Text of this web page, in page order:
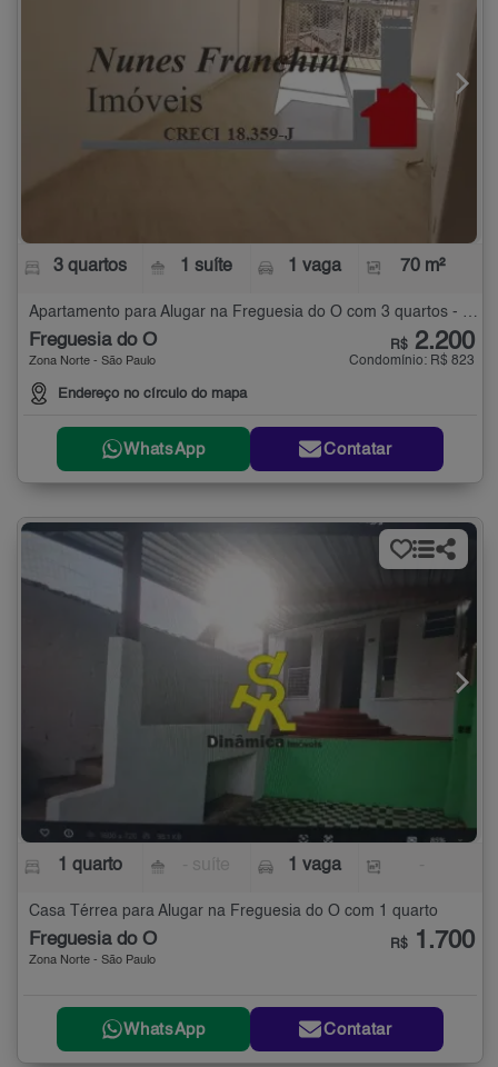
3 quartos 1 suíte 1 vaga 70 m²
Apartamento para Alugar na Freguesia do Ó com 3 quartos - 70 m²
Freguesia do Ó
Zona Norte - São Paulo
Endereço no círculo do mapa
R$ 2.200
Condomínio: R$ 823
WhatsApp Contatar
1 quarto 1 vaga
Casa Térrea para Alugar na Freguesia do Ó com 1 quarto
Freguesia do Ó
Zona Norte - São Paulo
R$ 1.700
WhatsApp Contatar